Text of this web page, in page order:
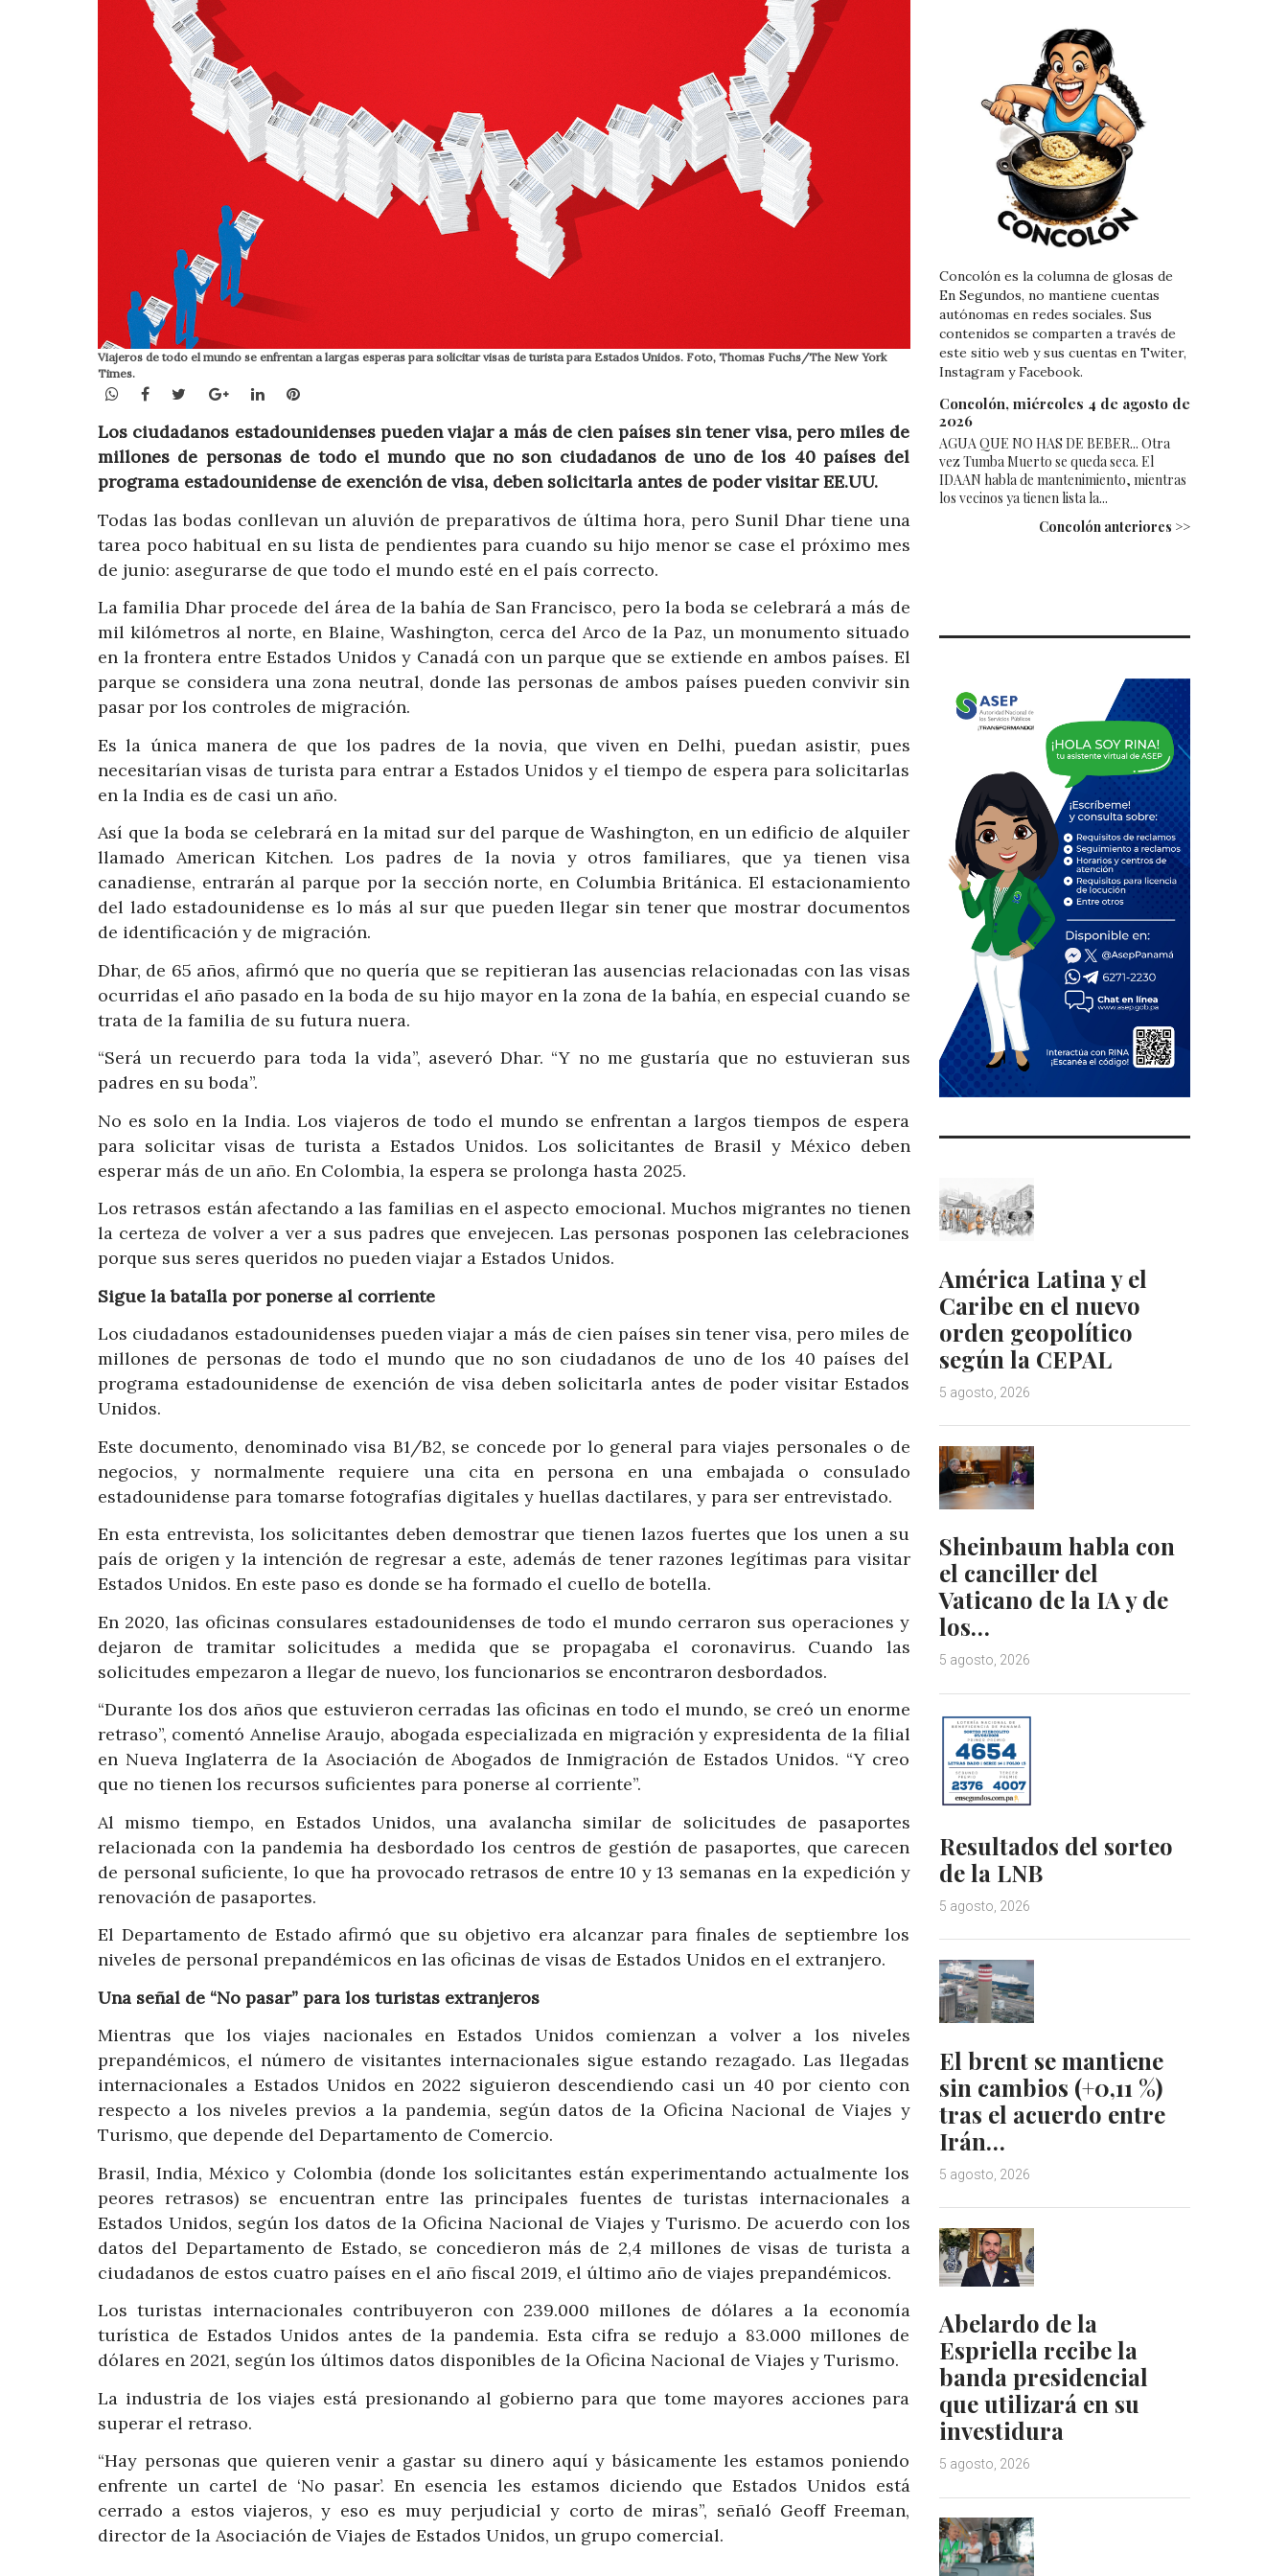
Viajeros de todo el mundo se enfrentan a largas esperas para solicitar visas de turista para Estados Unidos. Foto, Thomas Fuchs/The New York
Times.
WhatsApp
Facebook
TwitterGoogle+LinkedInPinterest
Los ciudadanos estadounidenses pueden viajar a más de cien países sin tener visa, pero miles de
millones de personas de todo el mundo que no son ciudadanos de uno de los 40 países del
programa estadounidense de exención de visa, deben solicitarla antes de poder visitar EE.UU.
Todas las bodas conllevan un aluvión de preparativos de última hora, pero Sunil Dhar tiene una
tarea poco habitual en su lista de pendientes para cuando su hijo menor se case el próximo mes
de junio: asegurarse de que todo el mundo esté en el país correcto.
La familia Dhar procede del área de la bahía de San Francisco, pero la boda se celebrará a más de
mil kilómetros al norte, en Blaine, Washington, cerca del Arco de la Paz, un monumento situado
en la frontera entre Estados Unidos y Canadá con un parque que se extiende en ambos países. El
parque se considera una zona neutral, donde las personas de ambos países pueden convivir sin
pasar por los controles de migración.
Es la única manera de que los padres de la novia, que viven en Delhi, puedan asistir, pues
necesitarían visas de turista para entrar a Estados Unidos y el tiempo de espera para solicitarlas
en la India es de casi un año.
Así que la boda se celebrará en la mitad sur del parque de Washington, en un edificio de alquiler
llamado American Kitchen. Los padres de la novia y otros familiares, que ya tienen visa
canadiense, entrarán al parque por la sección norte, en Columbia Británica. El estacionamiento
del lado estadounidense es lo más al sur que pueden llegar sin tener que mostrar documentos
de identificación y de migración.
Dhar, de 65 años, afirmó que no quería que se repitieran las ausencias relacionadas con las visas
ocurridas el año pasado en la boda de su hijo mayor en la zona de la bahía, en especial cuando se
trata de la familia de su futura nuera.
“Será un recuerdo para toda la vida”, aseveró Dhar. “Y no me gustaría que no estuvieran sus
padres en su boda”.
No es solo en la India. Los viajeros de todo el mundo se enfrentan a largos tiempos de espera
para solicitar visas de turista a Estados Unidos. Los solicitantes de Brasil y México deben
esperar más de un año. En Colombia, la espera se prolonga hasta 2025.
Los retrasos están afectando a las familias en el aspecto emocional. Muchos migrantes no tienen
la certeza de volver a ver a sus padres que envejecen. Las personas posponen las celebraciones
porque sus seres queridos no pueden viajar a Estados Unidos.
Sigue la batalla por ponerse al corriente
Los ciudadanos estadounidenses pueden viajar a más de cien países sin tener visa, pero miles de
millones de personas de todo el mundo que no son ciudadanos de uno de los 40 países del
programa estadounidense de exención de visa deben solicitarla antes de poder visitar Estados
Unidos.
Este documento, denominado visa B1/B2, se concede por lo general para viajes personales o de
negocios, y normalmente requiere una cita en persona en una embajada o consulado
estadounidense para tomarse fotografías digitales y huellas dactilares, y para ser entrevistado.
En esta entrevista, los solicitantes deben demostrar que tienen lazos fuertes que los unen a su
país de origen y la intención de regresar a este, además de tener razones legítimas para visitar
Estados Unidos. En este paso es donde se ha formado el cuello de botella.
En 2020, las oficinas consulares estadounidenses de todo el mundo cerraron sus operaciones y
dejaron de tramitar solicitudes a medida que se propagaba el coronavirus. Cuando las
solicitudes empezaron a llegar de nuevo, los funcionarios se encontraron desbordados.
“Durante los dos años que estuvieron cerradas las oficinas en todo el mundo, se creó un enorme
retraso”, comentó Annelise Araujo, abogada especializada en migración y expresidenta de la filial
en Nueva Inglaterra de la Asociación de Abogados de Inmigración de Estados Unidos. “Y creo
que no tienen los recursos suficientes para ponerse al corriente”.
Al mismo tiempo, en Estados Unidos, una avalancha similar de solicitudes de pasaportes
relacionada con la pandemia ha desbordado los centros de gestión de pasaportes, que carecen
de personal suficiente, lo que ha provocado retrasos de entre 10 y 13 semanas en la expedición y
renovación de pasaportes.
El Departamento de Estado afirmó que su objetivo era alcanzar para finales de septiembre los
niveles de personal prepandémicos en las oficinas de visas de Estados Unidos en el extranjero.
Una señal de “No pasar” para los turistas extranjeros
Mientras que los viajes nacionales en Estados Unidos comienzan a volver a los niveles
prepandémicos, el número de visitantes internacionales sigue estando rezagado. Las llegadas
internacionales a Estados Unidos en 2022 siguieron descendiendo casi un 40 por ciento con
respecto a los niveles previos a la pandemia, según datos de la Oficina Nacional de Viajes y
Turismo, que depende del Departamento de Comercio.
Brasil, India, México y Colombia (donde los solicitantes están experimentando actualmente los
peores retrasos) se encuentran entre las principales fuentes de turistas internacionales a
Estados Unidos, según los datos de la Oficina Nacional de Viajes y Turismo. De acuerdo con los
datos del Departamento de Estado, se concedieron más de 2,4 millones de visas de turista a
ciudadanos de estos cuatro países en el año fiscal 2019, el último año de viajes prepandémicos.
Los turistas internacionales contribuyeron con 239.000 millones de dólares a la economía
turística de Estados Unidos antes de la pandemia. Esta cifra se redujo a 83.000 millones de
dólares en 2021, según los últimos datos disponibles de la Oficina Nacional de Viajes y Turismo.
La industria de los viajes está presionando al gobierno para que tome mayores acciones para
superar el retraso.
“Hay personas que quieren venir a gastar su dinero aquí y básicamente les estamos poniendo
enfrente un cartel de ‘No pasar’. En esencia les estamos diciendo que Estados Unidos está
cerrado a estos viajeros, y eso es muy perjudicial y corto de miras”, señaló Geoff Freeman,
director de la Asociación de Viajes de Estados Unidos, un grupo comercial.
Concolón es la columna de glosas de
En Segundos, no mantiene cuentas
autónomas en redes sociales. Sus
contenidos se comparten a través de
este sitio web y sus cuentas en Twiter,
Instagram y Facebook.
Concolón, miércoles 4 de agosto de
2026
AGUA QUE NO HAS DE BEBER... Otra
vez Tumba Muerto se queda seca. El
IDAAN habla de mantenimiento, mientras
los vecinos ya tienen lista la...
Concolón anteriores >>
América Latina y el
Caribe en el nuevo
orden geopolítico
según la CEPAL
5 agosto, 2026
Sheinbaum habla con
el canciller del
Vaticano de la IA y de
los…
5 agosto, 2026
Resultados del sorteo
de la LNB
5 agosto, 2026
El brent se mantiene
sin cambios (+0,11 %)
tras el acuerdo entre
Irán…
5 agosto, 2026
Abelardo de la
Espriella recibe la
banda presidencial
que utilizará en su
investidura
5 agosto, 2026